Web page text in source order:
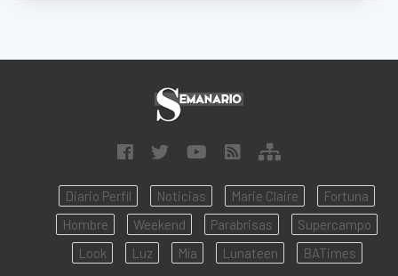
Diario Perfil Noticias Marie Claire
Fortuna
Hombre
Weekend Parabrisas
Supercampo
Look
Luz Mía Lunateen BATimes